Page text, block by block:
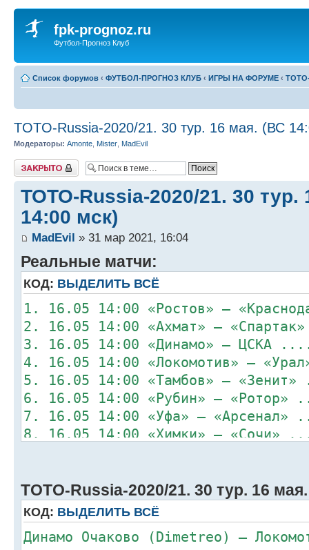
fpk-prognoz.ru
Футбол-Прогноз Клуб
Список форумов ‹ ФУТБОЛ-ПРОГНОЗ КЛУБ ‹ ИГРЫ НА ФОРУМЕ ‹
TOTO-Russia-2020/21. 30 тур. 16 мая. (ВС
Модераторы: Amonte Mister MadEvil
Закрыто
TOTO-Russia-2020/21. 30
14:00 мск)
MadEvil » 31 мар 2021, 16:04
Реальные матчи:
КОД: ВЫДЕЛИТЬ ВСЁ
1. 16.05 14:00 «Ростов» –
2. 16.05 14:00 «Ахмат» –
3. 16.05 14:00 «Динамо» –
4. 16.05 14:00 «Локомотив» –
5. 16.05 14:00 «Тамбов» –
6. 16.05 14:00 «Рубин» –
7. 16.05 14:00 «Уфа» –
8. 16.05 14:00 «Химки» –
TOTO-Russia-2020/21. 30 тур. 16
КОД: ВЫДЕЛИТЬ ВСЁ
Динамо Очаково (Dimetreo) –